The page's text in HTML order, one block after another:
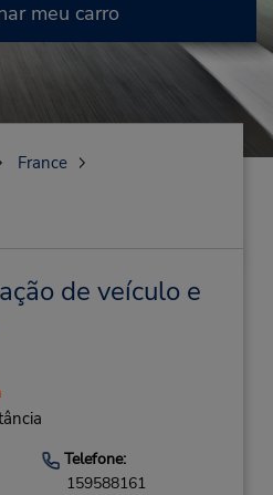
meu carro
France
de veículo e
Telefone:
159588161